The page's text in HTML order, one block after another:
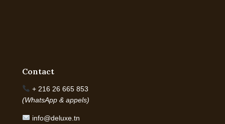
Contact
+ 216 26 665 853
(WhatsApp & appels)
info@deluxe.tn